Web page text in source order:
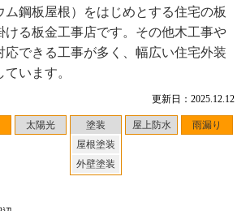
更新日：2025.12.12
太陽光
塗装
屋根塗装
外壁塗装
屋上防水 雨漏り
ム鋼板屋根）をはじめとする住宅の板
ける板金工事店です。その他木工事や
応できる工事が多く、幅広い住宅外装
います。